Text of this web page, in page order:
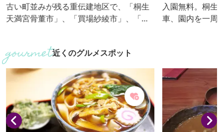
古い町並みが残る重伝建地区で、「桐生
天満宮骨董市」、「買場紗綾市」、「桐
同時に開催され、重伝建地区周辺は大変
賑います。新たに「のんびりマルシェ」
が始まり、「蔵KURAハンドメイド」も毎
月開かれています。骨董品をはじめ日用
品、花ぱん、手作りアクセサリー、グル
メなど老若男女が楽しめるイベントで
す。
入園無料。桐生
車、園内を一周
円、バッテリー
0～50円。イベ
が岡動物園。
ています。売店
み、雨天等中止
近くのグルメスポット